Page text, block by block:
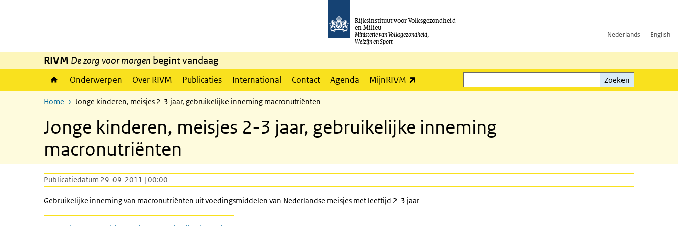
Rijksinstituut voor Volksgezondheid
en Milieu
Ministerie van Volksgezondheid,
Welzijn en Sport
Nederlands English
RIVM De zorg voor morgen begint vandaag
Onderwerpen Over RIVM Publicaties International Contact Agenda MijnRIVM
Zoeken
Zoeken
Home Jonge kinderen, meisjes 2-3 jaar, gebruikelijke inneming macronutriënten
Jonge kinderen, meisjes 2-3 jaar, gebruikelijke inneming
macronutriënten
Publicatiedatum 29-09-2011 | 00:00
Gebruikelijke inneming van macronutriënten uit voedingsmiddelen van Nederlandse meisjes met leeftijd 2-3 jaar